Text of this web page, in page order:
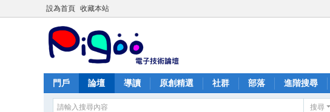
設為首頁 收藏本站
門戶 論壇 導讀 原創精選 社群 部落 進階搜尋
搜尋